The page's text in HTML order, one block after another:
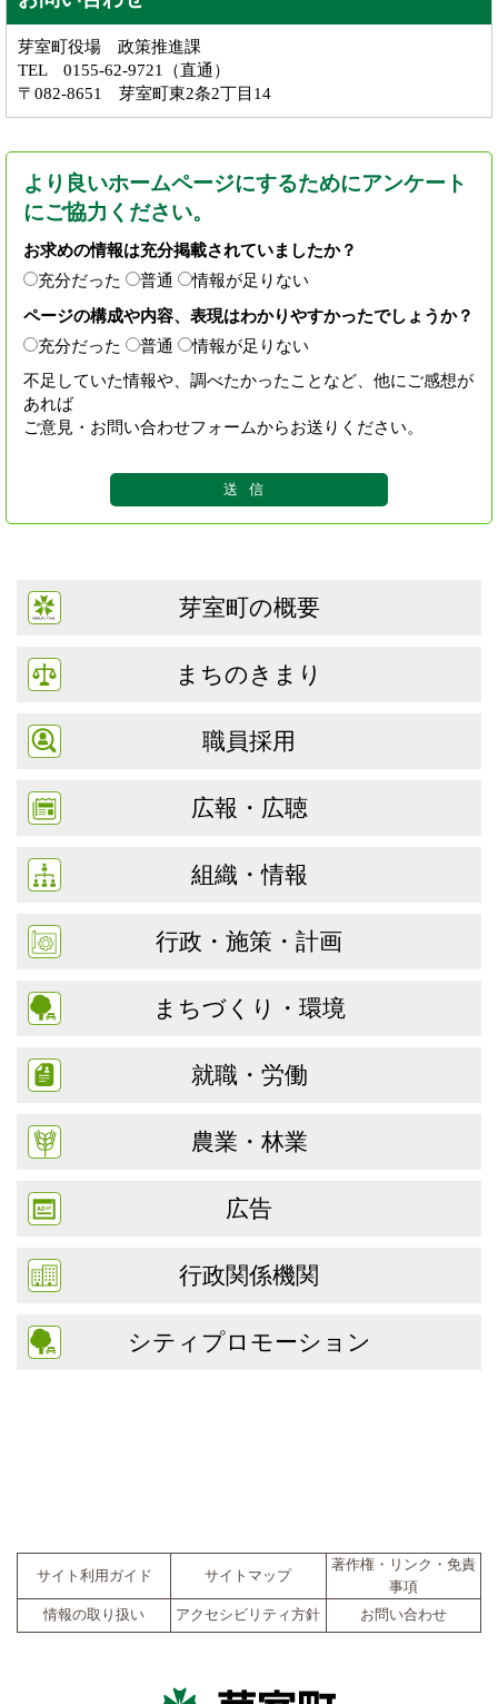
芽室町役場 政策推進課
TEL 0155-62-9721（直通）
〒082-8651 芽室町東2条2丁目14
より良いホームページにするためにアンケート
にご協力ください。
お求めの情報は充分掲載されていましたか？
充分だった
普通
情報が足りない
ページの構成や内容、表現はわかりやすかったでしょうか？
充分だった
普通
情報が足りない
不足していた情報や、調べたかったことなど、他にご感想が
あれば
ご意見・お問い合わせフォームからお送りください。
芽室町の概要
まちのきまり
職員採用
広報・広聴
組織・情報
行政・施策・計画
まちづくり・環境
就職・労働
農業・林業
広告
行政関係機関
シティプロモーション
サイト利用ガイド サイトマップ
著作権・リンク・免責
事項
情報の取り扱い
アクセシビリティ方針 お問い合わせ